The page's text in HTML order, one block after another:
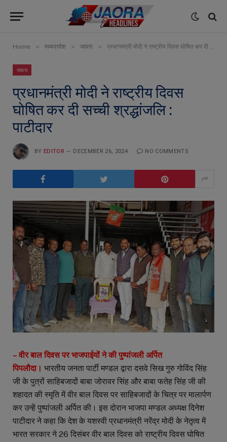
Home » मध्यप्रदेश » जावरा » प्रधानमंत्री मोदी ने राष्ट्रीय दिवस घोषित कर दी सच्ची श्रद्धांजलि : पाटीदार
जावरा
प्रधानमंत्री मोदी ने राष्ट्रीय दिवस
घोषित कर दी सच्ची श्रद्धांजलि :
पाटीदार
BY EDITOR DECEMBER 26, 2024 NO COMMENTS
– वीर बाल दिवस पर भाजपाईयों ने की पुष्पांजली अर्पित
पिपलौदा। भारतीय जनता पार्टी मण्डल द्वारा दसवे सिख गुरु गोविंद सिंह
जी के पुत्रों साहिबजादों बाबा जोरावर सिंह और बाबा फतेह सिंह जी की
शहादत की स्मृति में वीर बाल दिवस पर साहिबजादों के चित्र पर मालार्पण
कर उन्हें पुष्पांजली अर्पित की। इस दोरान भाजपा मण्डल अध्यक्ष दिनेश
पाटीदार ने कहा कि देश के यशस्वी प्रधानमंत्री नरेंद्र मोदी के नेतृत्व में
भारत सरकार ने 26 दिसंबर वीर बाल दिवस को राष्ट्रीय दिवस घोषित